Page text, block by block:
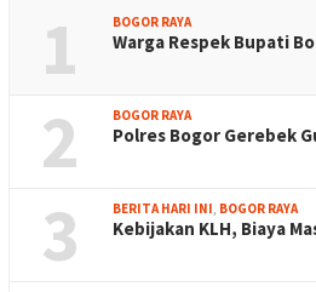
1 BOGOR RAYA
Warga Respek Bupati
2 BOGOR RAYA
Polres Bogor Gerebek
3 BERITA HARI INI BOGOR RAYA
Kebijakan KLH, Biaya